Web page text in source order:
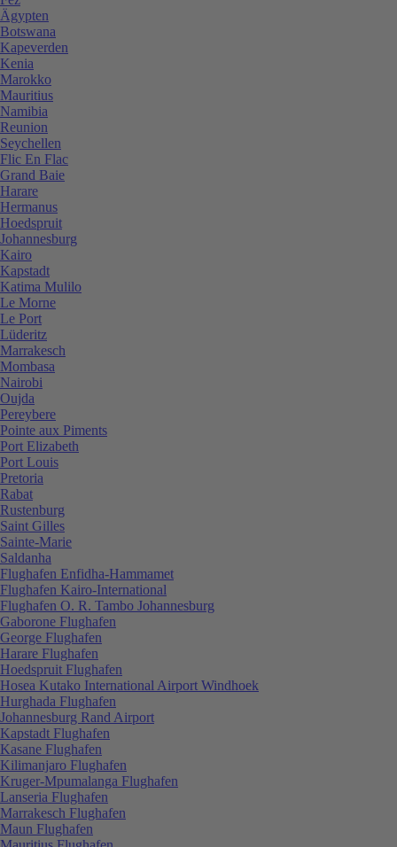
Ägypten
Botswana
Kapeverden
Kenia
Marokko
Mauritius
Namibia
Reunion
Seychellen
Flic En Flac
Grand Baie
Harare
Hermanus
Hoedspruit
Johannesburg
Kairo
Kapstadt
Katima Mulilo
Le Morne
Le Port
Lüderitz
Marrakesch
Mombasa
Nairobi
Oujda
Pereybere
Pointe aux Piments
Port Elizabeth
Port Louis
Pretoria
Rabat
Rustenburg
Saint Gilles
Sainte-Marie
Saldanha
Flughafen Enfidha-Hammamet
Flughafen Kairo-International
Flughafen O. R. Tambo Johannesburg
Gaborone Flughafen
George Flughafen
Harare Flughafen
Hoedspruit Flughafen
Hosea Kutako International Airport Windhoek
Hurghada Flughafen
Johannesburg Rand Airport
Kapstadt Flughafen
Kasane Flughafen
Kilimanjaro Flughafen
Kruger-Mpumalanga Flughafen
Lanseria Flughafen
Marrakesch Flughafen
Maun Flughafen